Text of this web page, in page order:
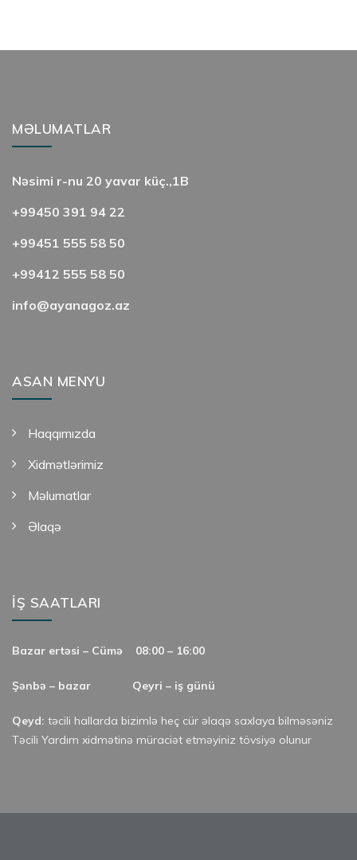
MƏLUMATLAR
Nəsimi r-nu 20 yavar küç.,1B
+99450 391 94 22
+99451 555 58 50
+99412 555 58 50
info@ayanagoz.az
ASAN MENYU
Haqqımızda
Xidmətlərimiz
Məlumatlar
Əlaqə
İŞ SAATLARI
Bazar ertəsi – Cümə 08:00 – 16:00
Şənbə – bazar Qeyri – iş günü
Qeyd: təcili hallarda bizimlə heç cür əlaqə saxlaya bilməsəniz
Təcili Yardım xidmətinə müraciət etməyiniz tövsiyə olunur